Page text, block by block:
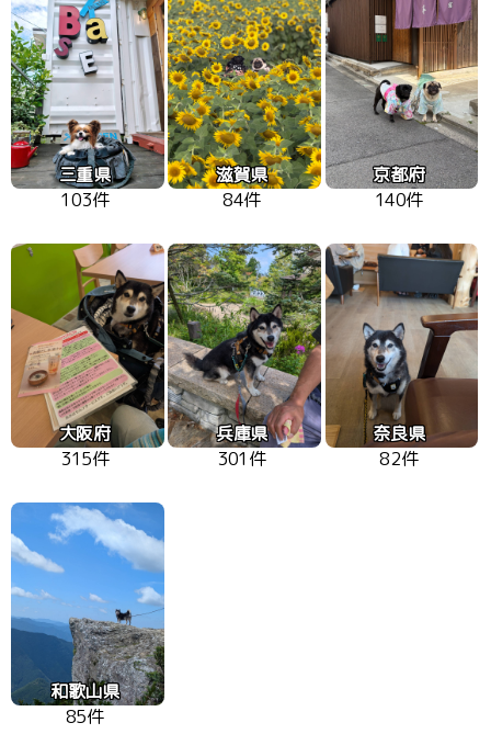
三重県
103件
滋賀県
84件
京都府
140件
大阪府
315件
兵庫県
301件
奈良県
82件
和歌山県
85件